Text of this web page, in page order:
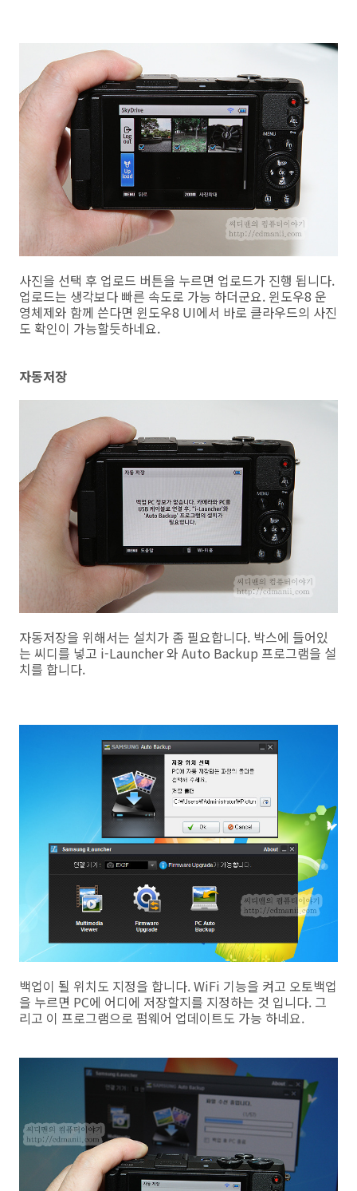
사진을 선택 후 업로드 버튼을 누르면 업로드가 진행 됩니다.
업로드는 생각보다 빠른 속도로 가능 하더군요. 윈도우8 운
영체제와 함께 쓴다면 윈도우8 UI에서 바로 클라우드의 사진
도 확인이 가능할듯하네요.
자동저장
자동저장을 위해서는 설치가 좀 필요합니다. 박스에 들어있
는 씨디를 넣고 i-Launcher 와 Auto Backup 프로그램을 설
치를 합니다.
백업이 될 위치도 지정을 합니다. WiFi 기능을 켜고 오토백업
을 누르면 PC에 어디에 저장할지를 지정하는 것 입니다. 그
리고 이 프로그램으로 펌웨어 업데이트도 가능 하네요.